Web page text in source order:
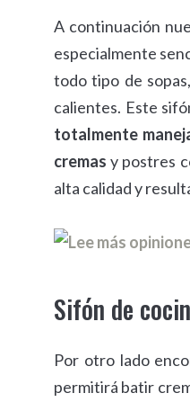
A continuación
especialmente
todo tipo de
calientes. Este
totalmente
cremasy postres
alta calidad y
Sifón de
Por otro lado
permitirá batir